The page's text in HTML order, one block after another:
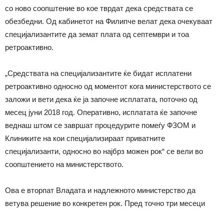
со ново соопштение во кое тврдат дека средствата се
обезбедни. Од кабинетот на Филипче велат дека очекуваат
специјализантите да земат плата од септември и тоа
ретроактивно.
„Средствата на специјализантите ќе бидат исплатени
ретроактивно односно од моментот кога министерството се
заложи и вети дека ќе ја започне исплатата, поточно од
месец јуни 2018 год. Оперативно, исплатата ќе започне
веднаш штом се завршат процедурите помеѓу ФЗОМ и
Клиниките на кои специјализираат приватните
специјализанти, односно во најбрз можен рок“ се вели во
соопштението на министерството.
Ова е вторпат Владата и надлежното министерство да
ветува решение во конкретен рок. Пред точно три месеци